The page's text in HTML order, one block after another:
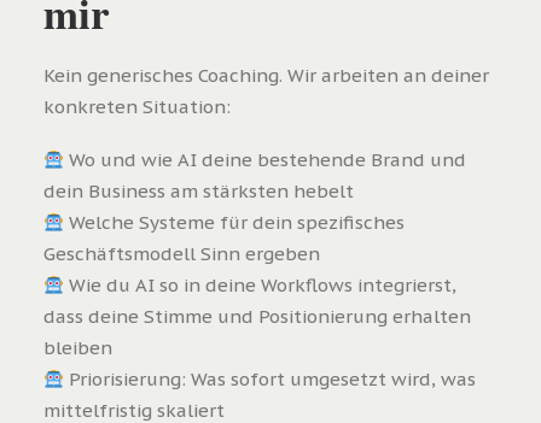
mir
Kein generisches Coaching. Wir arbeiten an deiner
konkreten Situation:
Wo und wie AI deine bestehende Brand und
dein Business am stärksten hebelt
Welche Systeme für dein spezifisches
Geschäftsmodell Sinn ergeben
Wie du AI so in deine Workflows integrierst,
dass deine Stimme und Positionierung erhalten
bleiben
Priorisierung: Was sofort umgesetzt wird, was
mittelfristig skaliert